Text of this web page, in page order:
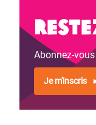
Abonnez-
Je m'inscris